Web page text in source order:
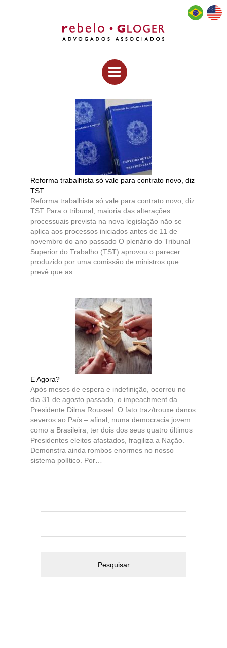
Reforma trabalhista só vale para contrato novo, diz
TST
Reforma trabalhista só vale para contrato novo, diz
TST Para o tribunal, maioria das alterações
processuais prevista na nova legislação não se
aplica aos processos iniciados antes de 11 de
novembro do ano passado O plenário do Tribunal
Superior do Trabalho (TST) aprovou o parecer
produzido por uma comissão de ministros que
prevê que as…
E Agora?
Após meses de espera e indefinição, ocorreu no
dia 31 de agosto passado, o impeachment da
Presidente Dilma Roussef. O fato traz/trouxe danos
severos ao País – afinal, numa democracia jovem
como a Brasileira, ter dois dos seus quatro últimos
Presidentes eleitos afastados, fragiliza a Nação.
Demonstra ainda rombos enormes no nosso
sistema político. Por…